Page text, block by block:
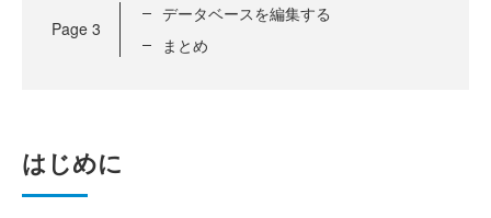
Page 3
データベースを編集する
まとめ
はじめに